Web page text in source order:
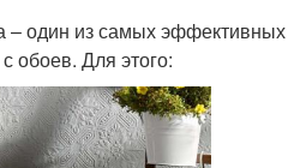
– один из самых эффективных
обоев. Для этого: